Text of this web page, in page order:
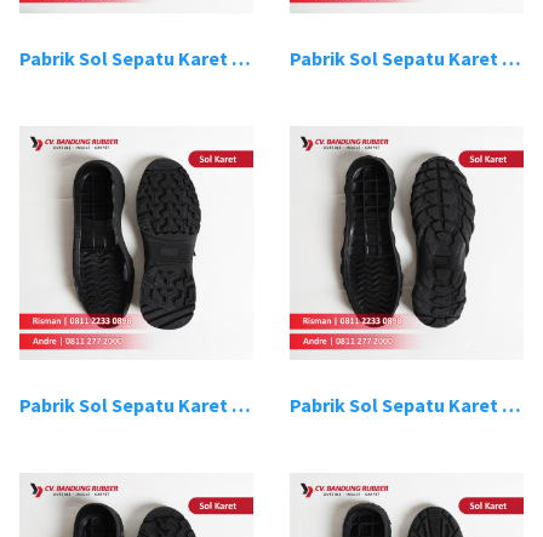
Pabrik Sol Sepatu Karet Bandung 5 Pabrik Sol Sepatu Karet Bandung 6
Pabrik Sol Sepatu Karet Bandung 7 Pabrik Sol Sepatu Karet Bandung 8